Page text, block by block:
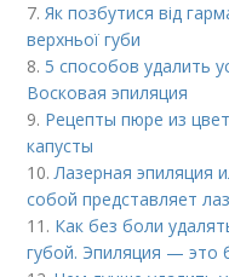
7.Як позбутися від
верхньої губи
8. 5 способов удалить
Восковая эпиляция
9. Рецепты пюре из
капусты
10.Лазерная эпиляция
собой представляет
11. Как без боли
губой. Эпиляция — это